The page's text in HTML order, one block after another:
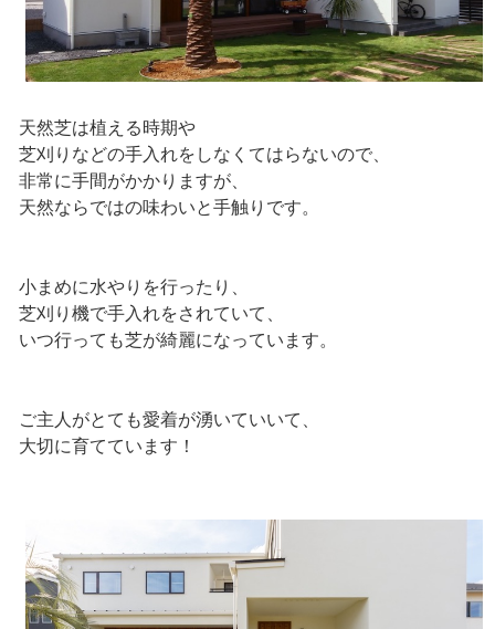
天然芝は植える時期や
芝刈りなどの手入れをしなくてはらないので、
非常に手間がかかりますが、
天然ならではの味わいと手触りです。
小まめに水やりを行ったり、
芝刈り機で手入れをされていて、
いつ行っても芝が綺麗になっています。
ご主人がとても愛着が湧いていいて、
大切に育てています！